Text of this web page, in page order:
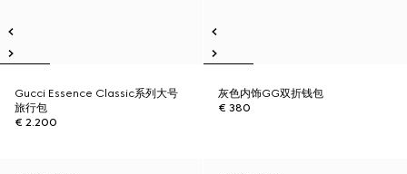
Gucci Essence Classic系列大号
旅行包
€ 2.200
灰色内饰GG双折钱包
€ 380